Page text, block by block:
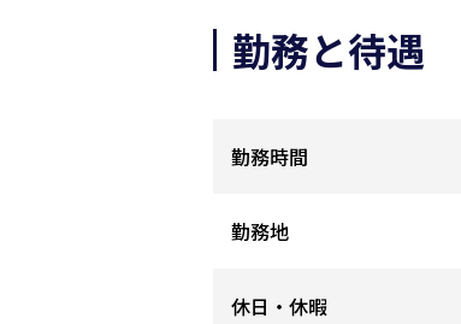
勤務と待遇
勤務時間
勤務地
休日・休暇